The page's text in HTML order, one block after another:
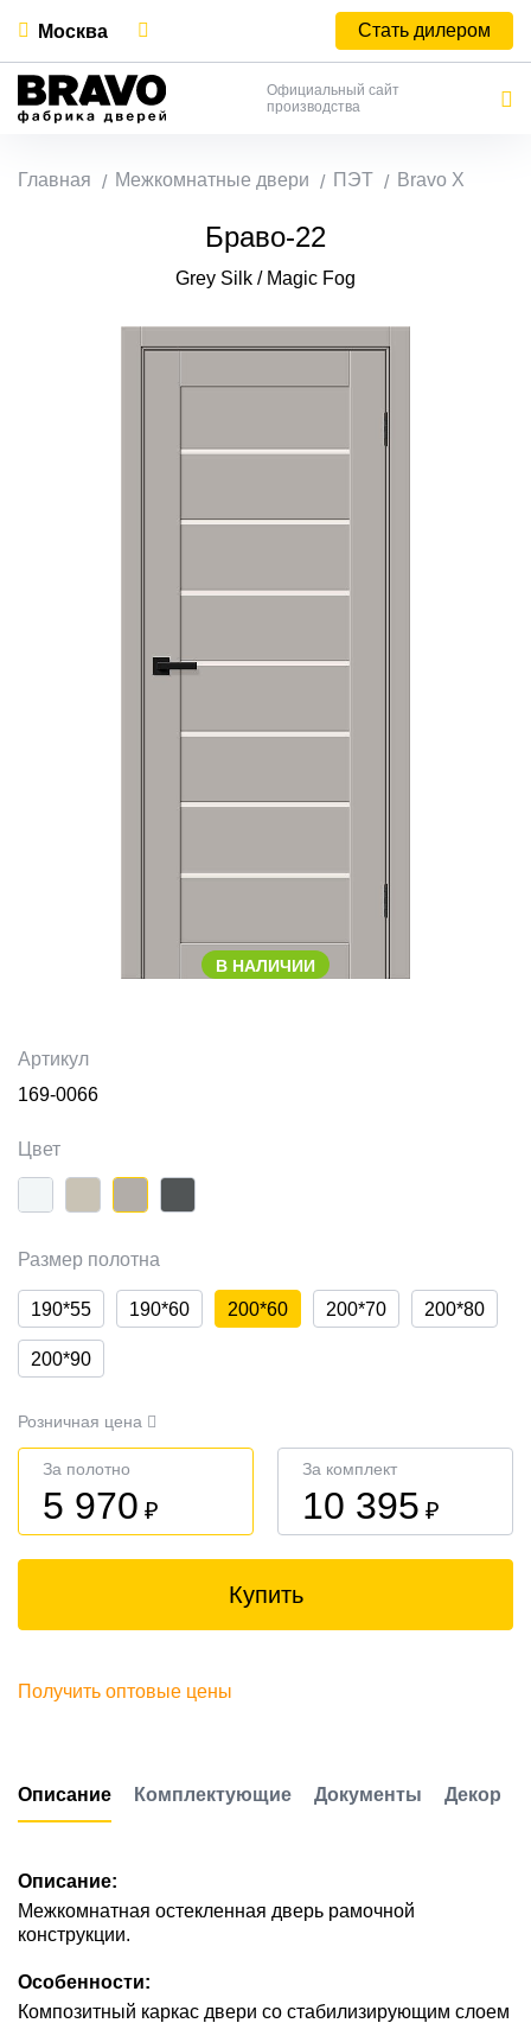
Москва Стать дилером
Официальный сайт
производства
Главная Межкомнатные двери ПЭТ Bravo X
Браво-22
Grey Silk / Magic Fog
В НАЛИЧИИ
Артикул
169-0066
Цвет
Размер полотна
190*55 190*60 200*60 200*70 200*80
200*90
Розничная цена
За полотно
5 970 ₽
За комплект
10 395 ₽
Купить
Получить оптовые цены
Описание Комплектующие Документы Декор
Описание:
Межкомнатная остекленная дверь рамочной
конструкции.
Особенности:
Композитный каркас двери со стабилизирующим слоем